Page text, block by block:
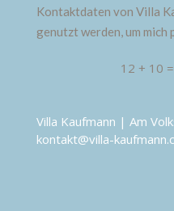
Kontaktdaten von Villa
genutzt werden, um
12 + 10 =
Villa Kaufmann | Am
kontakt@villa-